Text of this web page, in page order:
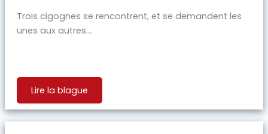
Trois cigognes se rencontrent, et se demandent les
unes aux autres...
Lire la blague